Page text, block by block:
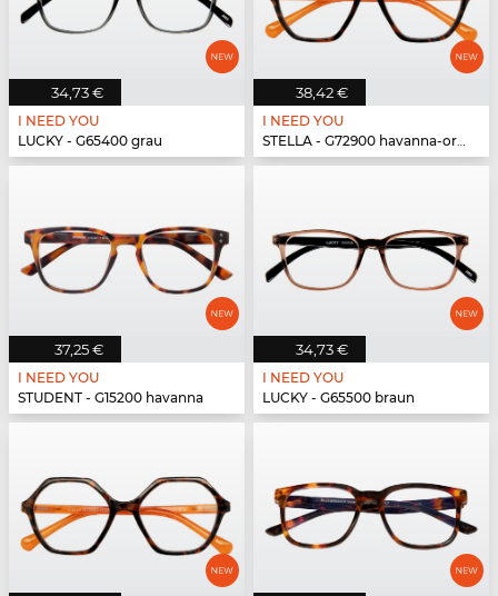
34,73 €
I NEED YOU
LUCKY - G65400 grau
38,42 €
I NEED YOU
STELLA - G72900 havanna-orange
37,25 €
I NEED YOU
STUDENT - G15200 havanna
34,73 €
I NEED YOU
LUCKY - G65500 braun